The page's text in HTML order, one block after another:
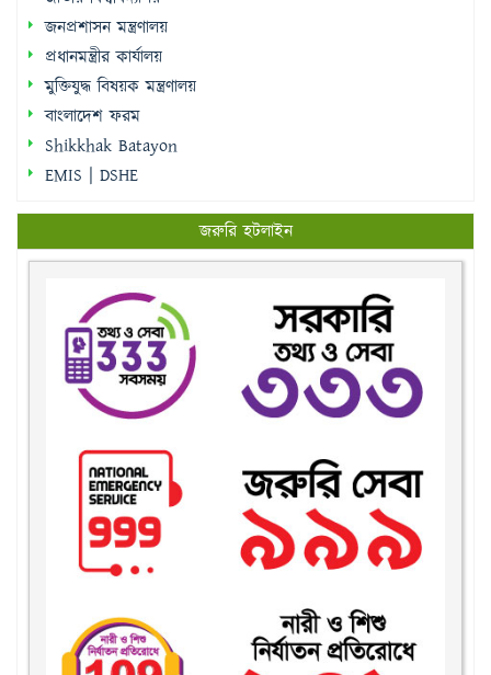
জনপ্রশাসন মন্ত্রণালয়
প্রধানমন্ত্রীর কার্যালয়
মুক্তিযুদ্ধ বিষয়ক মন্ত্রণালয়
বাংলাদেশ ফরম
Shikkhak Batayon
EMIS | DSHE
জরুরি হটলাইন